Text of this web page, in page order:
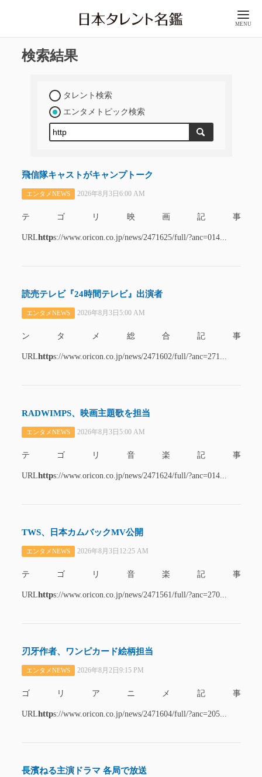
MENU
検索結果
タレント検索
エンタメトピック検索
飛信隊キャストがキャンプトーク
エンタメNEWS 2026年8月3日6:00 AM
テゴリ映画記事
URLhttps://www.oricon.co.jp/news/2471625/full/?anc=014...
読売テレビ『24時間テレビ』出演者
エンタメNEWS 2026年8月3日5:00 AM
ンタメ総合記事
URLhttps://www.oricon.co.jp/news/2471602/full/?anc=271...
RADWIMPS、映画主題歌を担当
エンタメNEWS 2026年8月3日5:00 AM
テゴリ音楽記事
URLhttps://www.oricon.co.jp/news/2471624/full/?anc=014...
TWS、日本カムバックMV公開
エンタメNEWS 2026年8月3日12:25 AM
テゴリ音楽記事
URLhttps://www.oricon.co.jp/news/2471561/full/?anc=270...
刃牙作者、ワンピカード絵柄担当
エンタメNEWS 2026年8月2日9:15 PM
ゴリアニメ記事
URLhttps://www.oricon.co.jp/news/2471604/full/?anc=205...
長濱ねる主演ドラマ 各局で放送